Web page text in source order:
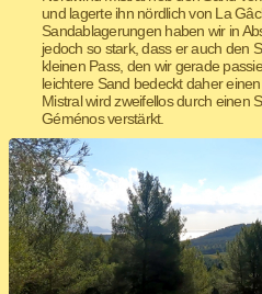
und lagerte ihn nördlich von La
Sandablagerungen haben wir in
jedoch so stark, dass er auch den
kleinen Pass, den wir gerade
leichtere Sand bedeckt daher
Mistral wird zweifellos durch einen
Géménos verstärkt.